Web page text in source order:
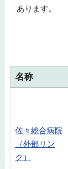
あります。
名称
佐々総合病院
（外部リン
ク）